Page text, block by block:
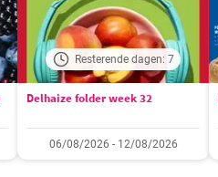
Resterende dagen: 7
Delhaize folder week 32
06/08/2026 - 12/08/2026